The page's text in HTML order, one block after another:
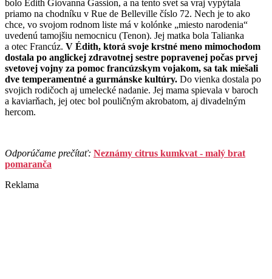
bolo Édith Giovanna Gassion, a na tento svet sa vraj vypýtala
priamo na chodníku v Rue de Belleville číslo 72. Nech je to ako
chce, vo svojom rodnom liste má v kolónke „miesto narodenia“
uvedenú tamojšiu nemocnicu (Tenon). Jej matka bola Talianka
a otec Francúz. V Édith, ktorá svoje krstné meno mimochodom
dostala po anglickej zdravotnej sestre popravenej počas prvej
svetovej vojny za pomoc francúzskym vojakom, sa tak miešali
dve temperamentné a gurmánske kultúry. Do vienka dostala po
svojich rodičoch aj umelecké nadanie. Jej mama spievala v baroch
a kaviarňach, jej otec bol pouličným akrobatom, aj divadelným
hercom.
Odporúčame prečítať: Neznámy citrus kumkvat - malý brat
pomaranča
Reklama